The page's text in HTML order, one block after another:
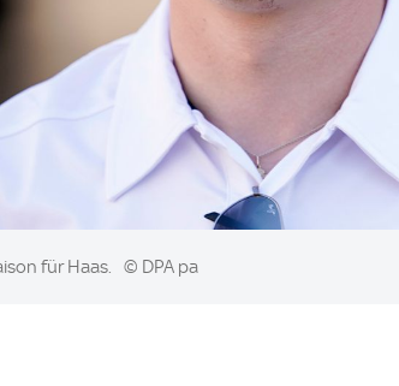
für Haas. © DPA pa